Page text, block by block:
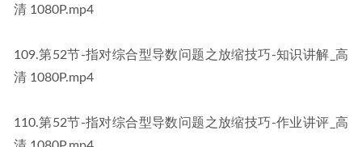
清 1080P​​.mp4
​109​.第52节-指对综合型导数问题之放缩技巧-知识讲解_高
清 1080P​​.mp4
​110​.第52节-指对综合型导数问题之放缩技巧-作业讲评_高